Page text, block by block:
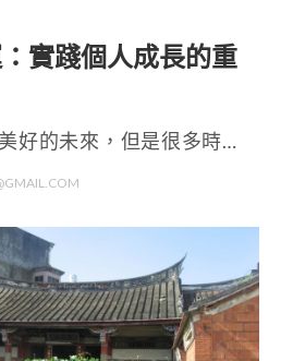
：實踐個人成長的重
好的未來，但是很多時…